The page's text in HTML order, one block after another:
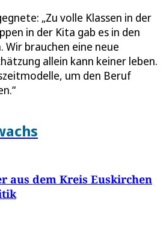
„Zu volle Klassen in der
in der Kita gab es in den
Wir brauchen eine neue
allein kann keiner leben.
um den Beruf
aus dem Kreis Euskirchen